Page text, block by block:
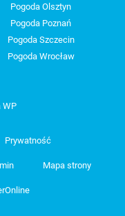
Pogoda Olsztyn
Pogoda Poznań
Pogoda Szczecin
Pogoda Wrocław
WP
Prywatność
Mapa strony